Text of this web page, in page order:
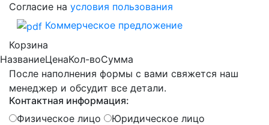
Согласие на условия пользования
Коммерческое предложение
Корзина
НазваниеЦенаКол-воСумма
После наполнения формы с вами свяжется наш
менеджер и обсудит все детали.
Контактная информация:
Физическое лицо
Юридическое лицо